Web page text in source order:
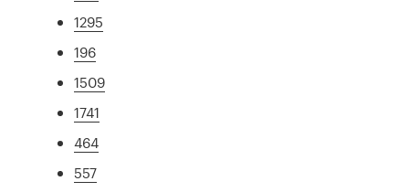
1295
196
1509
1741
464
557